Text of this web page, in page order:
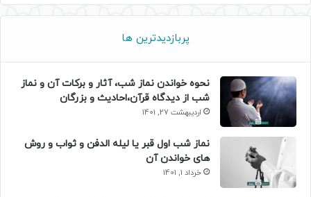
پربازدیدترین ها
نحوه خواندن نماز شب، آثار و برکات آن و نماز
شب از دیدگاه قرآن،احادیث و بزرگان
اردیبهشت 27, 1401
نماز شب اول قبر یا لیله الدفن و ثواب و روش
های خواندن آن
خرداد 1, 1401